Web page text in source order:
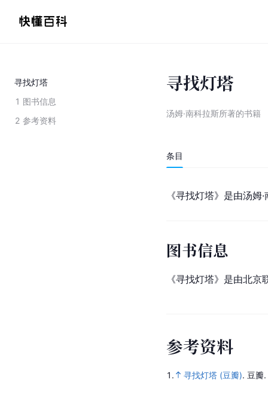
寻找灯塔
1 图书信息
2 参考资料
寻找灯塔
汤姆·南科拉斯所著的书籍
条目
《寻找灯塔》是由汤姆
图书信息
《寻找灯塔》是由北京
参考资料
1. 寻找灯塔 (豆瓣). 豆瓣.